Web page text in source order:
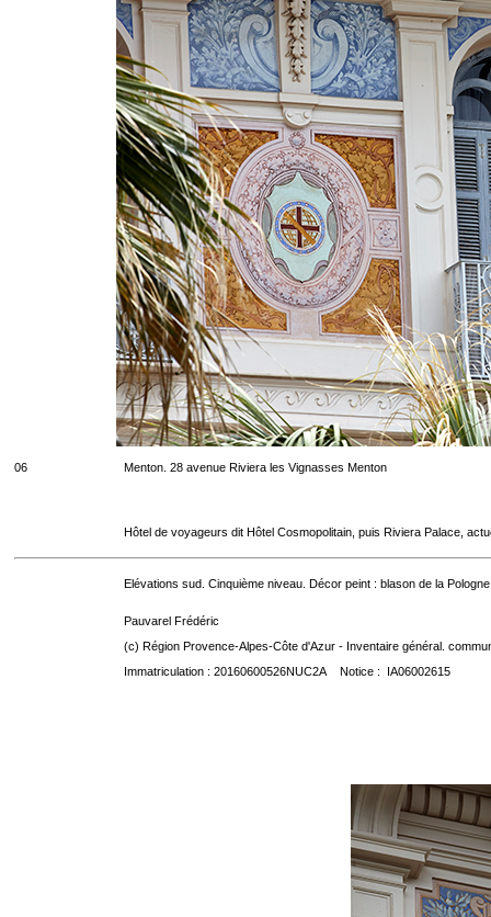
06 Menton. 28 avenue Riviera les Vignasses Menton
Hôtel de voyageurs dit Hôtel Cosmopolitain, puis Riviera Palace,
Elévations sud. Cinquième niveau. Décor peint : blason de la
Pauvarel Frédéric
(c) Région Provence-Alpes-Côte d'Azur - Inventaire général.
Immatriculation : 20160600526NUC2A Notice : IA06002615